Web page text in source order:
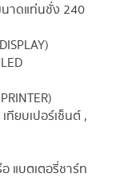
าดแท่นชั่ง 240
ยบเปอร์เซ็นต์ ,
อ แบตเตอรี่ชาร์ท